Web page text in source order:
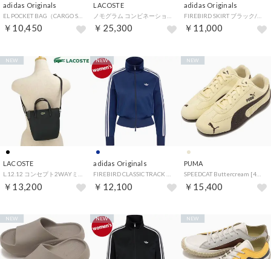
adidas Originals
￥10,450
LACOSTE
￥25,300
adidas Originals
FIREBIRD SKIRT ブラック/ホワイト [LOQ23/KR6663] （ブラック/ホワイト）
￥11,000
LACOSTE
￥13,200
NEW
adidas Originals
￥12,100
NEW
PUMA
SPEEDCAT Buttercream [406329-83] （Buttercream）
￥15,400
NEW
NEW NEW NEW